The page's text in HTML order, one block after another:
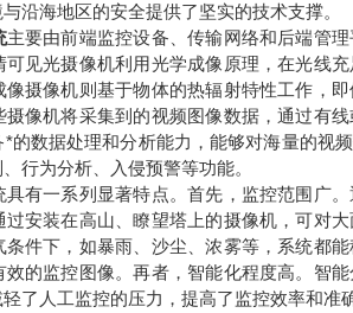
沿海地区的安全提供了坚实的技术支撑。
主要由前端监控设备、传输网络和后端管
见光摄像机利用光学成像原理，在光线
摄像机则基于物体的热辐射特性工作，
像机将采集到的视频图像数据，通过有
的数据处理和分析能力，能够对海量的视
行为分析、入侵预警等功能。
一系列显著特点。首先，监控范围广。
安装在高山、瞭望塔上的摄像机，可对
件下，如暴雨、沙尘、浓雾等，系统都
的监控图像。再者，智能化程度高。智
了人工监控的压力，提高了监控效率和准